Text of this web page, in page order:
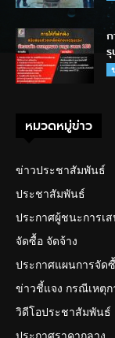
หมวดหมู่ข่าว
ข่าวประชาสัมพันธ์
ประชาสัมพันธ์
ประกาศผู้ชนะการเ
จัดซื้อ จัดจ้าง
ประกาศแผนการจัด
ข่าวชี้แจง กรณีเหตุ
วิดีโอประชาสัมพันธ์